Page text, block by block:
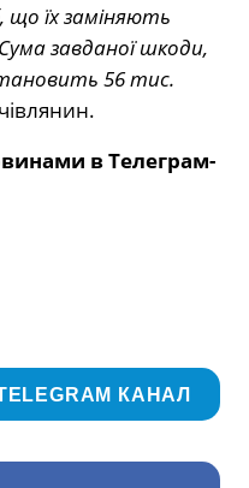
що їх заміняють
завданої шкоди,
становить 56 тис.
в Телеграм-
КАНАЛ